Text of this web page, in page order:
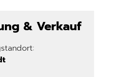
& Verkauf